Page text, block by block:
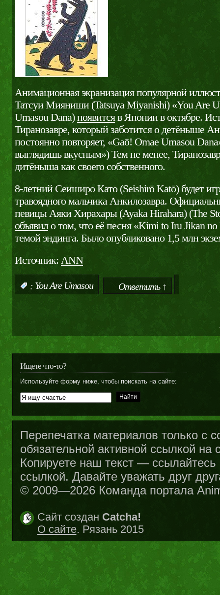
Анимационная экранизация популярной
Татсуи Мияниши (Tatsuya Miyanishi) «You Are
Umasou Dana)появитсяв Японии в октябре.
Тиранозавре, который заботится о детёныше
постоянно повторяет, «Gaō! Omae Umasou
выглядишь вкусным») Тем не менее,
дитёныша как своего собственного.
8-летний Сеиширо Като (Seishirō Katō) будет
травоядного мальчика Анкилозавра.
певицы Аяки Хирахары (Ayaka Hirahara) (The
объявило том, что её песня «Kimi to Iru Jikan no
темой эндинга. Было опубликовано 1,5 млн
Источник: ANN
: You Are Umasou Ответить ↑
Ищете что-то?
Используйте форму ниже, чтобы поискать на сайте:
Перепечатка материалов только с
обязательной активной ссылкой на
Копируете наш текст —
ссылкой. Давайте уважать друг
© 2009—2026 Команда портала
Сайт создан Catcha!
О сайте. Рязань 2015